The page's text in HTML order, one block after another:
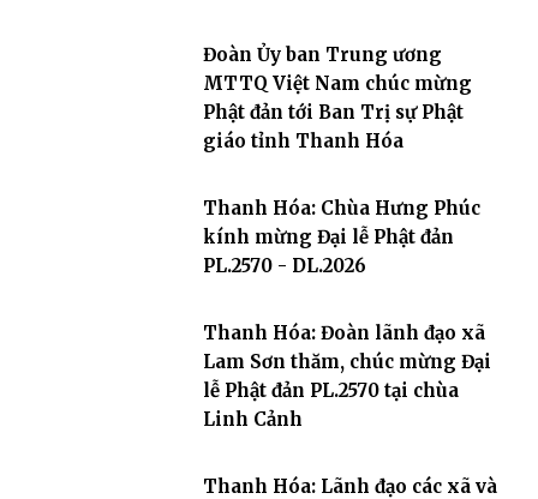
Đoàn Ủy ban Trung ương
MTTQ Việt Nam chúc mừng
Phật đản tới Ban Trị sự Phật
giáo tỉnh Thanh Hóa
Thanh Hóa: Chùa Hưng Phúc
kính mừng Đại lễ Phật đản
PL.2570 - DL.2026
Thanh Hóa: Đoàn lãnh đạo xã
Lam Sơn thăm, chúc mừng Đại
lễ Phật đản PL.2570 tại chùa
Linh Cảnh
Thanh Hóa: Lãnh đạo các xã và